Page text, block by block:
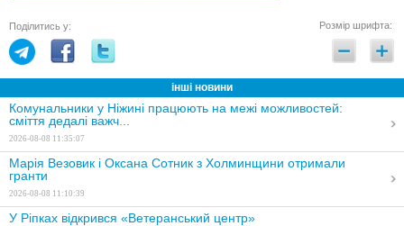
Поділитись у: Розмір шрифта:
інші новини
Комунальники у Ніжині працюють на межі можливостей:
сміття дедалі важч...
2026-08-08 11:35:07
Марія Везовик і Оксана Сотник з Холминщини отримали
гранти
2026-08-08 11:10:39
У Ріпках відкрився «Ветеранський центр»